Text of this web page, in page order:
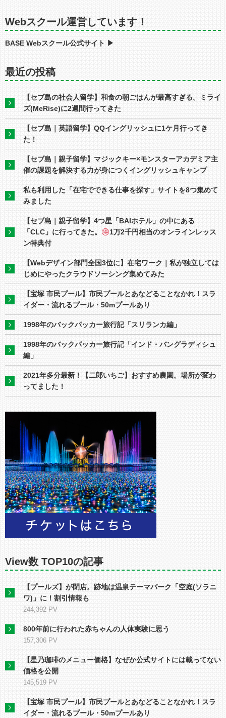
Webスクール運営しています！
BASE Webスクール公式サイト ▶︎
最近の投稿
【セブ島の社会人留学】和食の朝ごはんが最高すぎる。ミライ
ズ(MeRise)に2週間行ってきた
【セブ島｜英語留学】QQイングリッシュに1ケ月行ってき
た！
【セブ島｜親子留学】マジックキー×モンスターアカデミア主
催の課題を解決する力が身につくイングリッシュキャンプ
私も利用した「在宅でできる仕事を探す」サイトを8つ集めて
みました
【セブ島｜親子留学】4つ星「BAIホテル」の中にある
「CLC」に行ってきた。
1万2千円相当のオンラインレッス
ン特典付
【Webデザイン部門全国3位に】在宅ワーク｜私が独立しては
じめにやったクラウドソーシング集めてみた
【宝塚 市民プール】市民プールとあなどることなかれ！スラ
イダー・流れるプール・50mプールあり
1998年のバックパッカー旅行記「スリランカ編」
1998年のバックパッカー旅行記「インド・バングラディシュ
編」
2021年多分最新！【二郎いちご】おすすめ農園。場所が変わ
ってました！
View数 TOP10の記事
【プールズ】が閉店。跡地は温泉テーマパーク「空庭(ソラニ
ワ)」に！割引情報も
244,392 PV
800年前に行われた赤ちゃんの人体実験に思う
157,306 PV
【星乃珈琲のメニュー価格】なぜか公式サイトには載ってない
価格を公開
145,519 PV
【宝塚 市民プール】市民プールとあなどることなかれ！スラ
イダー・流れるプール・50mプールあり